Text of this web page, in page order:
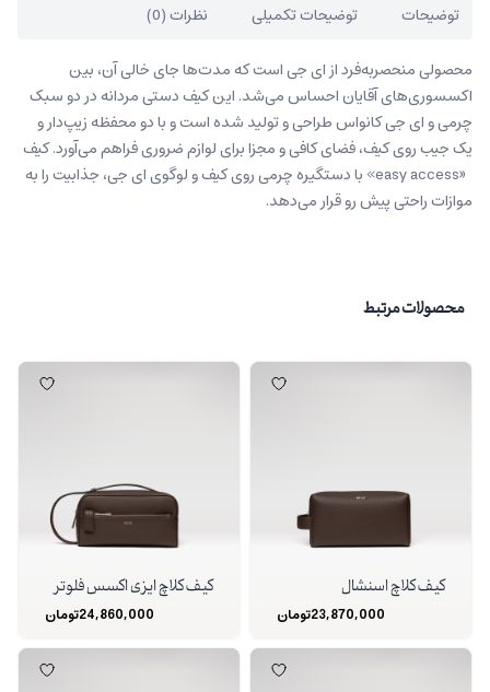
توضیحات توضیحات تکمیلی نظرات (0)
محصولی منحصربه‌فرد از ای جی است که مدت‌ها جای خالی آن، بین
اکسسوری‌های آقایان احساس می‌شد. این کیف دستی مردانه در دو سبک
چرمی و ای جی کانواس طراحی و تولید شده است و با دو محفظه زیپ‌دار و
یک جیب روی کیف، فضای کافی و مجزا برای لوازم ضروری فراهم می‌آورد. کیف
«easy access» با دستگیره چرمی روی کیف و لوگوی ای جی، جذابیت را به
موازات راحتی پیش رو قرار می‌دهد.
محصولات مرتبط
کیف کلاچ اسنشال
23,870,000تومان
کیف کلاچ ایزی اکسس فلوتر
24,860,000تومان